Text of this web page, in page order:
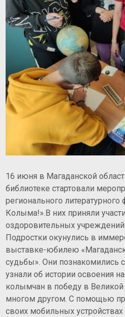
16 июня в Магаданской
библиотеке стартовали
регионального литературного
Колыма!».В них приняли
оздоровительных
Подростки окунулись в
выставке-юбилею
судьбы». Они познакомились
узнали об истории освоения
колымчан в победу в Великой
многом другом. С помощью
своих мобильных